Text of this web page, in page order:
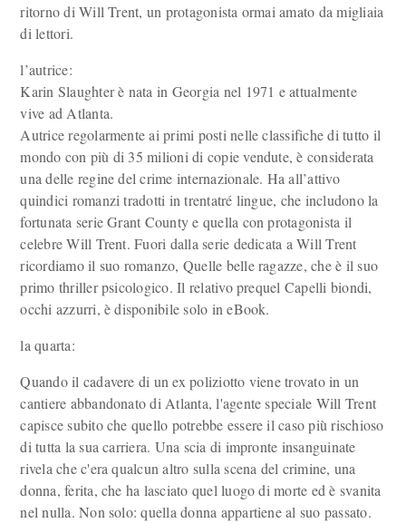
ritorno di Will Trent, un protagonista ormai amato da migliaia
di lettori.
l’autrice:
Karin Slaughter è nata in Georgia nel 1971 e attualmente
vive ad Atlanta.
Autrice regolarmente ai primi posti nelle classifiche di tutto il
mondo con più di 35 milioni di copie vendute, è considerata
una delle regine del crime internazionale. Ha all’attivo
quindici romanzi tradotti in trentatré lingue, che includono la
fortunata serie Grant County e quella con protagonista il
celebre Will Trent. Fuori dalla serie dedicata a Will Trent
ricordiamo il suo romanzo, Quelle belle ragazze, che è il suo
primo thriller psicologico. Il relativo prequel Capelli biondi,
occhi azzurri, è disponibile solo in eBook.
la quarta:
Quando il cadavere di un ex poliziotto viene trovato in un
cantiere abbandonato di Atlanta, l'agente speciale Will Trent
capisce subito che quello potrebbe essere il caso più rischioso
di tutta la sua carriera. Una scia di impronte insanguinate
rivela che c'era qualcun altro sulla scena del crimine, una
donna, ferita, che ha lasciato quel luogo di morte ed è svanita
nel nulla. Non solo: quella donna appartiene al suo passato.